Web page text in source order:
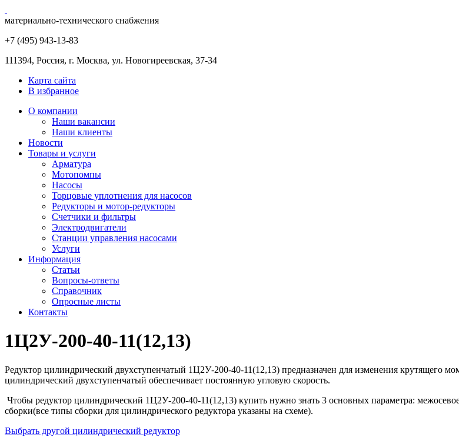
материально-технического снабжения
+7 (495) 943-13-83
111394, Россия, г. Москва, ул. Новогиреевская, 37-34
Карта сайта
В избранное
О компании
Наши вакансии
Наши клиенты
Новости
Товары и услуги
Арматура
Мотопомпы
Насосы
Торцовые уплотнения для насосов
Редукторы и мотор-редукторы
Счетчики и фильтры
Электродвигатели
Станции управления насосами
Услуги
Информация
Статьи
Вопросы-ответы
Справочник
Опросные листы
Контакты
1Ц2У-200-40-11(12,13)
Редуктор цилиндрический двухступенчатый 1Ц2У-200-40-11(12,13) предназначен для изменения крутящего
цилиндрический двухступенчатый обеспечивает постоянную угловую скорость.
Чтобы редуктор цилиндрический 1Ц2У-200-40-11(12,13) купить нужно знать 3 основных параметра:
сборки(все типы сборки для цилиндрического редуктора указаны на схеме).
Выбрать другой цилиндрический редуктор